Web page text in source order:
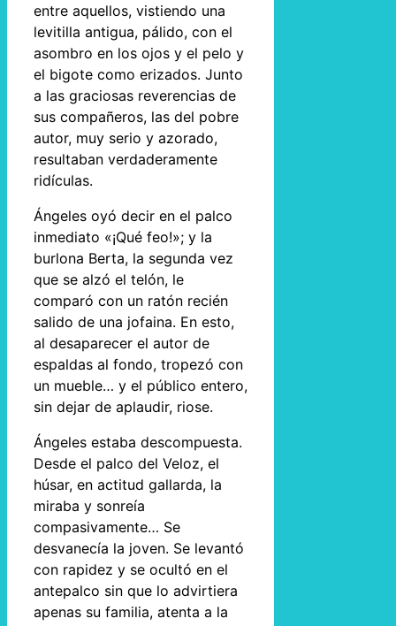
entre aquellos, vistiendo una
levitilla antigua, pálido, con el
asombro en los ojos y el pelo y
el bigote como erizados. Junto
a las graciosas reverencias de
sus compañeros, las del pobre
autor, muy serio y azorado,
resultaban verdaderamente
ridículas.
Ángeles oyó decir en el palco
inmediato «¡Qué feo!»; y la
burlona Berta, la segunda vez
que se alzó el telón, le
comparó con un ratón recién
salido de una jofaina. En esto,
al desaparecer el autor de
espaldas al fondo, tropezó con
un mueble… y el público entero,
sin dejar de aplaudir, riose.
Ángeles estaba descompuesta.
Desde el palco del Veloz, el
húsar, en actitud gallarda, la
miraba y sonreía
compasivamente… Se
desvanecía la joven. Se levantó
con rapidez y se ocultó en el
antepalco sin que lo advirtiera
apenas su familia, atenta a la